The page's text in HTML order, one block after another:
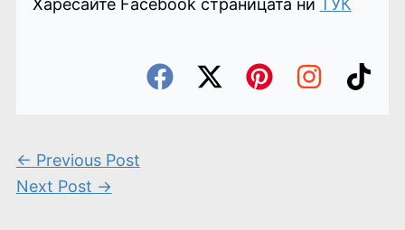
Харесайте Facebook страницата ни ТУК
← Previous Post
Next Post →